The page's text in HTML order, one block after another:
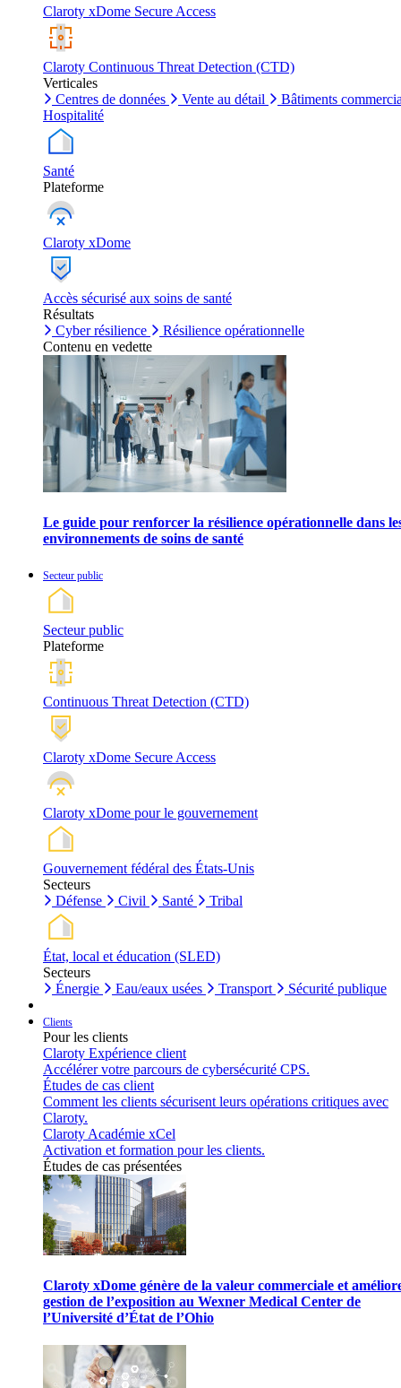
Claroty xDome Secure Access
Claroty Continuous Threat Detection (CTD)
Verticales
Centres de données
Vente au détail
Bâtiments
Hospitalité
Santé
Plateforme
Claroty xDome
Accès sécurisé aux soins de santé
Résultats
Cyber résilience
Résilience opérationnelle
Contenu en vedette
Le guide pour renforcer la résilience opérationnelle dans
environnements de soins de santé
Secteur public
Secteur public
Plateforme
Continuous Threat Detection (CTD)
Claroty xDome Secure Access
Claroty xDome pour le gouvernement
Gouvernement fédéral des États-Unis
Secteurs
Défense
Civil Santé Tribal
État, local et éducation (SLED)
Secteurs
Énergie
Eau/eaux usées Transport Sécurité publique
Clients
Pour les clients
Claroty Expérience client
Accélérer votre parcours de cybersécurité CPS.
Études de cas client
Comment les clients sécurisent leurs opérations critiques avec
Claroty.
Claroty Académie xCel
Activation et formation pour les clients.
Études de cas présentées
Claroty xDome génère de la valeur commerciale et
gestion de l’exposition au Wexner Medical Center de
l’Université d’État de l’Ohio